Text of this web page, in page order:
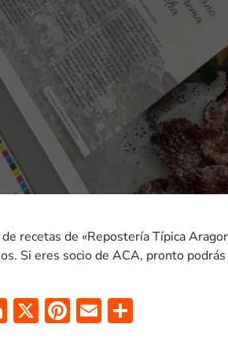
recetas de «Repostería Típica
Si eres socio de ACA, pronto
Li
n
X Pi
nt
E
m